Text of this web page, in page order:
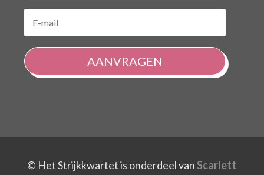
AANVRAGEN
© Het Strijkkwartet is onderdeel van Scarlett